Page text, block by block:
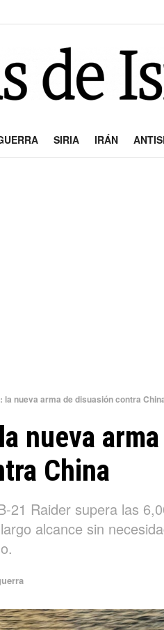
SIRIA IRÁN
la nueva arma de disuasión contra
nueva
China
21 Raider supera las
alcance sin